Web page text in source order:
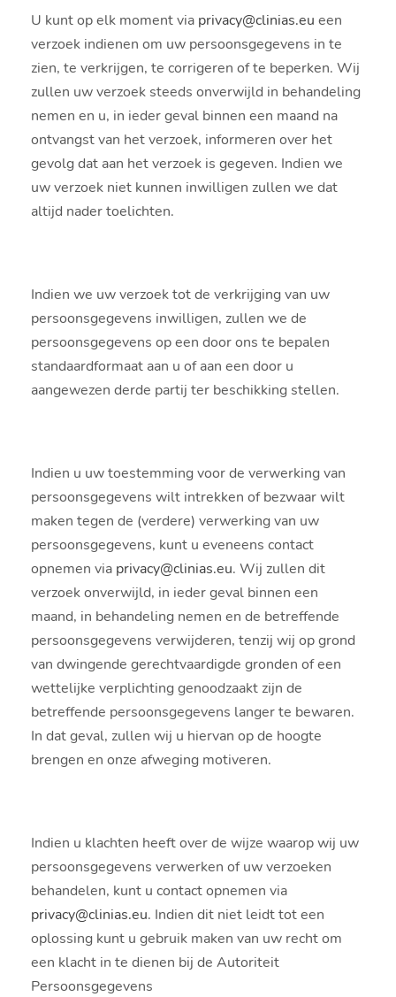
U kunt op elk moment via privacy@clinias.eu een
verzoek indienen om uw persoonsgegevens in te
zien, te verkrijgen, te corrigeren of te beperken. Wij
zullen uw verzoek steeds onverwijld in behandeling
nemen en u, in ieder geval binnen een maand na
ontvangst van het verzoek, informeren over het
gevolg dat aan het verzoek is gegeven. Indien we
uw verzoek niet kunnen inwilligen zullen we dat
altijd nader toelichten.
Indien we uw verzoek tot de verkrijging van uw
persoonsgegevens inwilligen, zullen we de
persoonsgegevens op een door ons te bepalen
standaardformaat aan u of aan een door u
aangewezen derde partij ter beschikking stellen.
Indien u uw toestemming voor de verwerking van
persoonsgegevens wilt intrekken of bezwaar wilt
maken tegen de (verdere) verwerking van uw
persoonsgegevens, kunt u eveneens contact
opnemen via privacy@clinias.eu. Wij zullen dit
verzoek onverwijld, in ieder geval binnen een
maand, in behandeling nemen en de betreffende
persoonsgegevens verwijderen, tenzij wij op grond
van dwingende gerechtvaardigde gronden of een
wettelijke verplichting genoodzaakt zijn de
betreffende persoonsgegevens langer te bewaren.
In dat geval, zullen wij u hiervan op de hoogte
brengen en onze afweging motiveren.
Indien u klachten heeft over de wijze waarop wij uw
persoonsgegevens verwerken of uw verzoeken
behandelen, kunt u contact opnemen via
privacy@clinias.eu. Indien dit niet leidt tot een
oplossing kunt u gebruik maken van uw recht om
een klacht in te dienen bij de Autoriteit
Persoonsgegevens